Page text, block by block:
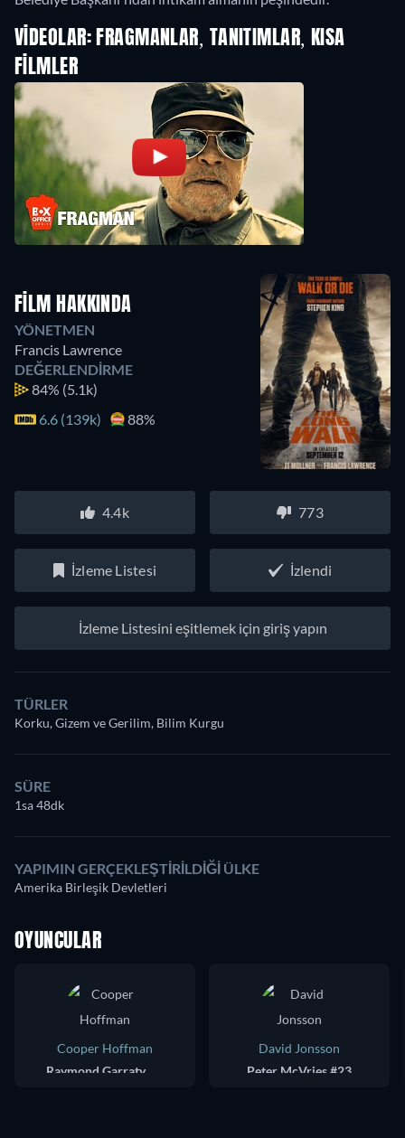
VIDEOLAR: FRAGMANLAR, TANITIMLAR, KISA
FILMLER
FILM HAKKINDA
YÖNETMEN
Francis Lawrence
DEĞERLENDIRME
84% (5.1k)
6.6 (139k)
88%
4.4k 773
İzleme Listesi İzlendi
İzleme Listesini eşitlemek için giriş yapın
TÜRLER
Korku, Gizem ve Gerilim, Bilim Kurgu
SÜRE
1sa 48dk
YAPIMIN GERÇEKLEŞTIRILDIĞI ÜLKE
Amerika Birleşik Devletleri
OYUNCULAR
Cooper Hoffman
David Jonsson
Peter McVries #23